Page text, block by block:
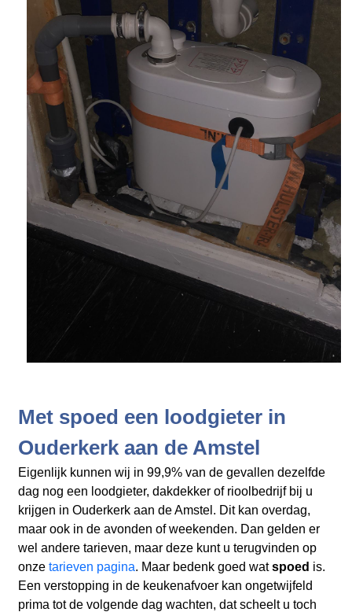
Met spoed een loodgieter in
Ouderkerk aan de Amstel
Eigenlijk kunnen wij in 99,9% van de gevallen dezelfde
dag nog een loodgieter, dakdekker of rioolbedrijf bij u
krijgen in Ouderkerk aan de Amstel. Dit kan overdag,
maar ook in de avonden of weekenden. Dan gelden er
wel andere tarieven, maar deze kunt u terugvinden op
onze tarieven pagina. Maar bedenk goed watspoed is.
Een verstopping in de keukenafvoer kan ongetwijfeld
prima tot de volgende dag wachten, dat scheelt u toch